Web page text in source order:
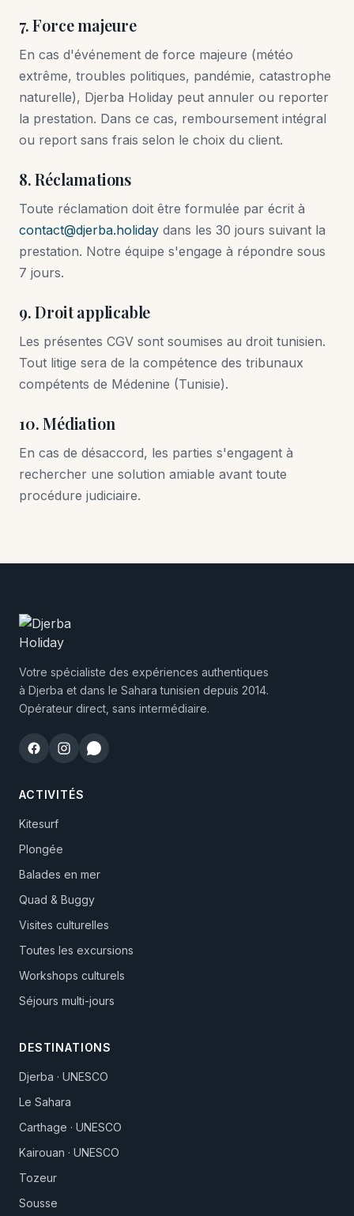
7. Force majeure
En cas d'événement de force majeure (météo
extrême, troubles politiques, pandémie, catastrophe
naturelle), Djerba Holiday peut annuler ou reporter
la prestation. Dans ce cas, remboursement intégral
ou report sans frais selon le choix du client.
8. Réclamations
Toute réclamation doit être formulée par écrit à
contact@djerba.holiday dans les 30 jours suivant la
prestation. Notre équipe s'engage à répondre sous
7 jours.
9. Droit applicable
Les présentes CGV sont soumises au droit tunisien.
Tout litige sera de la compétence des tribunaux
compétents de Médenine (Tunisie).
10. Médiation
En cas de désaccord, les parties s'engagent à
rechercher une solution amiable avant toute
procédure judiciaire.
Votre spécialiste des expériences authentiques
à Djerba et dans le Sahara tunisien depuis 2014.
Opérateur direct, sans intermédiaire.
ACTIVITÉS
Kitesurf
Plongée
Balades en mer
Quad & Buggy
Visites culturelles
Toutes les excursions
Workshops culturels
Séjours multi-jours
DESTINATIONS
Djerba · UNESCO
Le Sahara
Carthage · UNESCO
Kairouan · UNESCO
Tozeur
Sousse